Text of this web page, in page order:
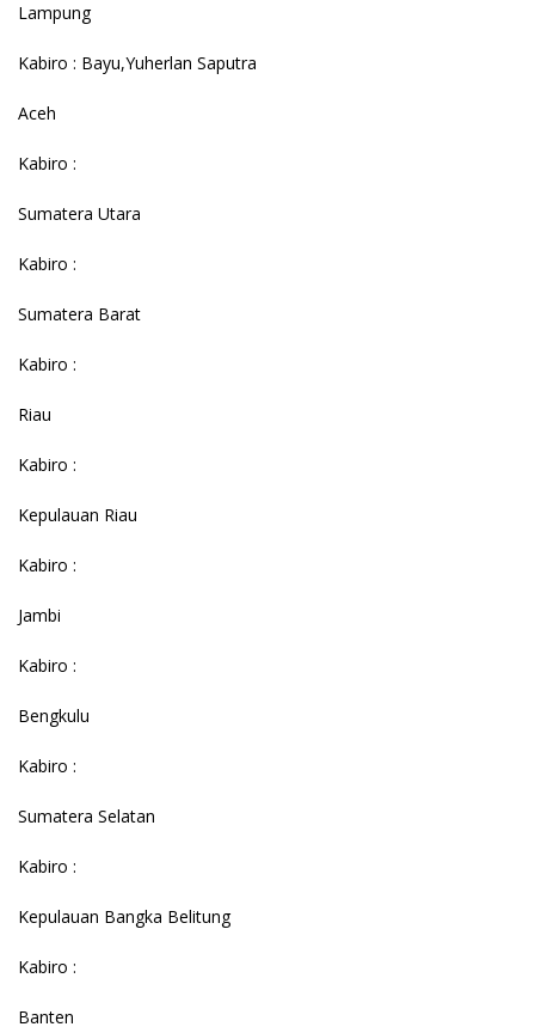
Lampung
Kabiro : Bayu,Yuherlan Saputra
Aceh
Kabiro :
Sumatera Utara
Kabiro :
Sumatera Barat
Kabiro :
Riau
Kabiro :
Kepulauan Riau
Kabiro :
Jambi
Kabiro :
Bengkulu
Kabiro :
Sumatera Selatan
Kabiro :
Kepulauan Bangka Belitung
Kabiro :
Banten